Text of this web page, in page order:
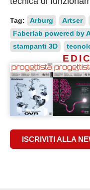
Tag: Arburg Artser
Faberlab powered by
stampanti 3D
ISCRIVITI ALLA